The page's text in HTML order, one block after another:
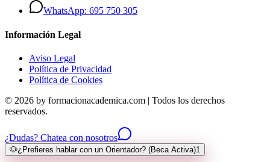
WhatsApp: 695 750 305
Información Legal
Aviso Legal
Política de Privacidad
Política de Cookies
© 2026 by formacionacademica.com | Todos los derechos
reservados.
¿Dudas? Chatea con nosotros
🐶¿Prefieres hablar con un Orientador? (Beca Activa)1